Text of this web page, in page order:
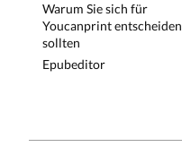
Warum Sie sich für
Youcanprint entscheiden
sollten
Epubeditor